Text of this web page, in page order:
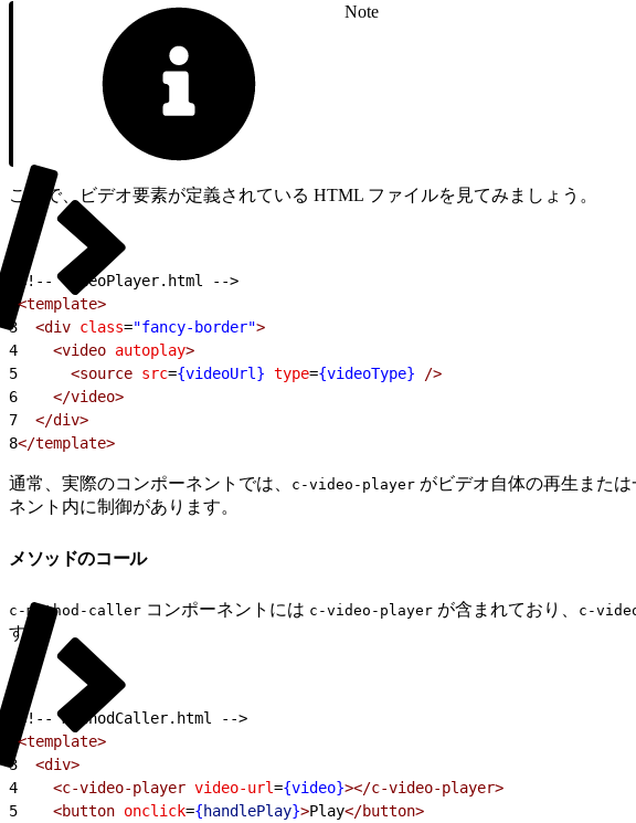
Note
ここで、ビデオ要素が定義されている HTML ファイルを見てみましょう。
<!-- videoPlayer.html -->
<template>
3
  <div
class="fancy-border">
4
    <video
autoplay>
5
      <source
src={videoUrl} type={videoType} />
6
    </video>
7
  </div>
8</template>
通常、実際のコンポーネントでは、 c-video-player がビデオ自体の再生また
ネント内に制御があります。
メソッドのコール
c-method-caller コンポーネントには c-video-player が含まれており、 c-
す。
<!-- methodCaller.html -->
<template>
3
  <div>
4
    <c-video-player
video-url={video}></c-video-player>
5
    <button
onclick={handlePlay}>Play</button>